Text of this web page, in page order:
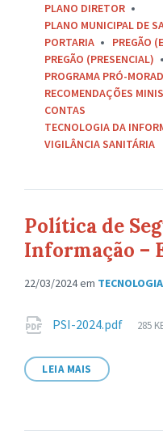
PLANO DIRETOR
PLANO MUNICIPAL DE
PORTARIA
PREGÃO
PREGÃO (PRESENCIAL)
PROGRAMA PRÓ-
RECOMENDAÇÕES
CONTAS
TECNOLOGIA DA
VIGILÂNCIA SANITÁRIA
Política de
Informação –
22/03/2024em
Anexos
PSI-2024.pdf 285
LEIA MAIS